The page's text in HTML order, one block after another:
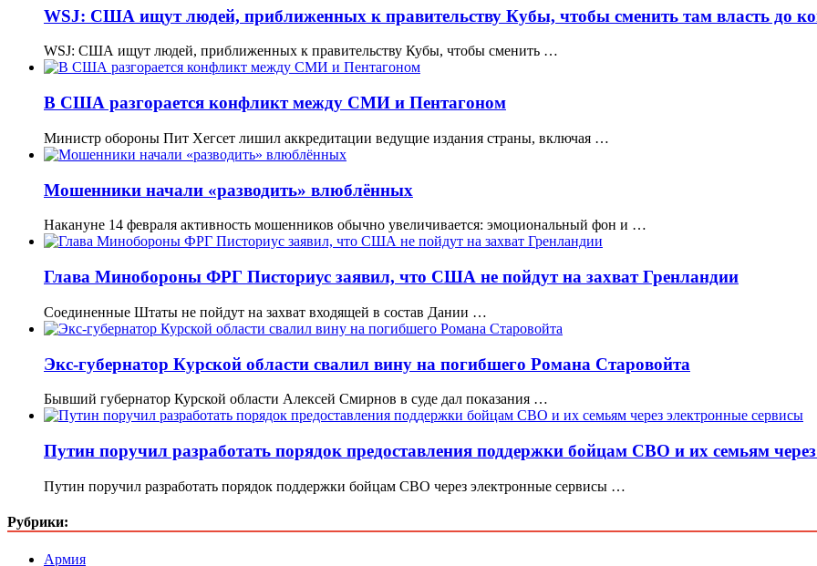
WSJ: США ищут людей, приближенных к правительству Кубы, чтобы сменить там власть до
WSJ: США ищут людей, приближенных к правительству Кубы, чтобы сменить …
В США разгорается конфликт между СМИ и Пентагоном
Министр обороны Пит Хегсет лишил аккредитации ведущие издания страны, включая …
Мошенники начали «разводить» влюблённых
Накануне 14 февраля активность мошенников обычно увеличивается: эмоциональный фон и …
Глава Минобороны ФРГ Писториус заявил, что США не пойдут на захват Гренландии
Соединенные Штаты не пойдут на захват входящей в состав Дании …
Экс-губернатор Курской области свалил вину на погибшего Романа Старовойта
Бывший губернатор Курской области Алексей Смирнов в суде дал показания …
Путин поручил разработать порядок предоставления поддержки бойцам СВО и их семьям
Путин поручил разработать порядок поддержки бойцам СВО через электронные сервисы …
Рубрики:
Армия